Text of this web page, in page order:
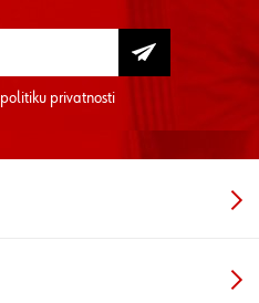
politiku privatnosti